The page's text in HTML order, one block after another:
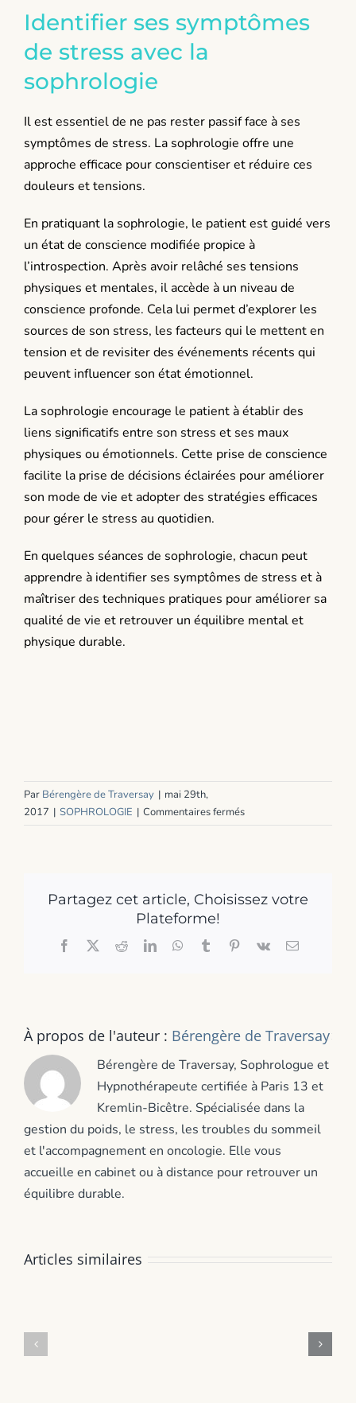
Identifier ses symptômes
de stress avec la
sophrologie
Il est essentiel de ne pas rester passif face à ses
symptômes de stress. La sophrologie offre une
approche efficace pour conscientiser et réduire ces
douleurs et tensions.
En pratiquant la sophrologie, le patient est guidé vers
un état de conscience modifiée propice à
l’introspection. Après avoir relâché ses tensions
physiques et mentales, il accède à un niveau de
conscience profonde. Cela lui permet d’explorer les
sources de son stress, les facteurs qui le mettent en
tension et de revisiter des événements récents qui
peuvent influencer son état émotionnel.
La sophrologie encourage le patient à établir des
liens significatifs entre son stress et ses maux
physiques ou émotionnels. Cette prise de conscience
facilite la prise de décisions éclairées pour améliorer
son mode de vie et adopter des stratégies efficaces
pour gérer le stress au quotidien.
En quelques séances de sophrologie, chacun peut
apprendre à identifier ses symptômes de stress et à
maîtriser des techniques pratiques pour améliorer sa
qualité de vie et retrouver un équilibre mental et
physique durable.
Par Bérengère de Traversay | mai 29th,
2017 | SOPHROLOGIE | Commentaires ferméssur
Identifier
stress
sophrologie
Partagez cet article, Choisissez votre
Plateforme!
Facebook
X RedditLinkedInWhatsApp
TumblrPinterest
Vk Email
À propos de l'auteur : Bérengère de Traversay
Bérengère de Traversay, Sophrologue et
Hypnothérapeute certifiée à Paris 13 et
Kremlin-Bicêtre. Spécialisée dans la
gestion du poids, le stress, les troubles du sommeil
et l'accompagnement en oncologie. Elle vous
accueille en cabinet ou à distance pour retrouver un
équilibre durable.
Articles similaires
Stress
comment
soutenir